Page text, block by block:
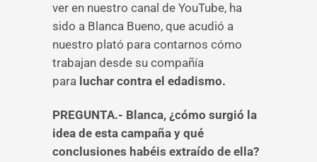
ver en nuestro canal de YouTube, ha
sido a Blanca Bueno, que acudió a
nuestro plató para contarnos cómo
trabajan desde su compañía
para luchar contra el edadismo.
PREGUNTA.- Blanca, ¿cómo surgió la
idea de esta campaña y qué
conclusiones habéis extraído de ella?